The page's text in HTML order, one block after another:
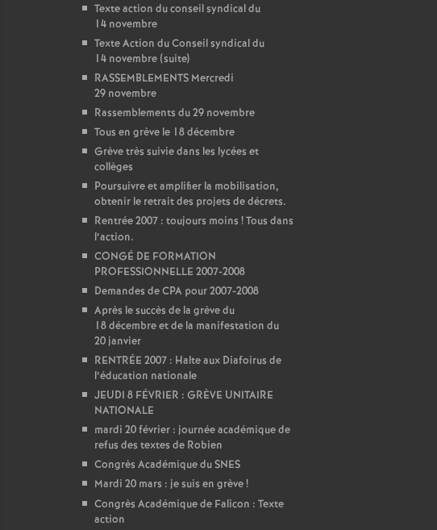
Texte action du conseil syndical du
14 novembre
Texte Action du Conseil syndical du
14 novembre (suite)
RASSEMBLEMENTS Mercredi
29 novembre
Rassemblements du 29 novembre
Tous en grève le 18 décembre
Grève très suivie dans les lycées et
collèges
Poursuivre et amplifier la mobilisation,
obtenir le retrait des projets de décrets.
Rentrée 2007 : toujours moins ! Tous dans
l’action.
CONGÉ DE FORMATION
PROFESSIONNELLE 2007-2008
Demandes de CPA pour 2007-2008
Après le succès de la grève du
18 décembre et de la manifestation du
20 janvier
RENTRÉE 2007 : Halte aux Diafoirus de
l’éducation nationale
JEUDI 8 FÉVRIER : GRÈVE UNITAIRE
NATIONALE
mardi 20 février : journée académique de
refus des textes de Robien
Congrès Académique du SNES
Mardi 20 mars : je suis en grève!
Congrès Académique de Falicon : Texte
action